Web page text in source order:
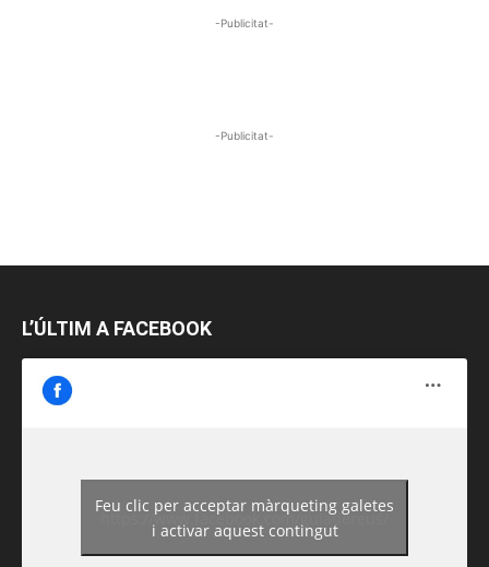
-Publicitat-
-Publicitat-
L’ÚLTIM A FACEBOOK
https://www.facebook.com/guiadereus/
Feu clic per acceptar màrqueting galetes
i activar aquest contingut